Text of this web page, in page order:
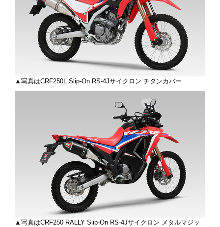
▲写真はCRF250L Slip-On RS-4Jサイクロン チタンカバー
▲写真はCRF250 RALLY Slip-On RS-4Jサイクロン メタルマジッ